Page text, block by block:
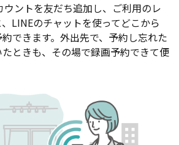
ウントを友だち追加し、ご利用のレ
LINEのチャットを使ってどこから
できます。外出先で、予約し忘れた
ときも、その場で録画予約できて便